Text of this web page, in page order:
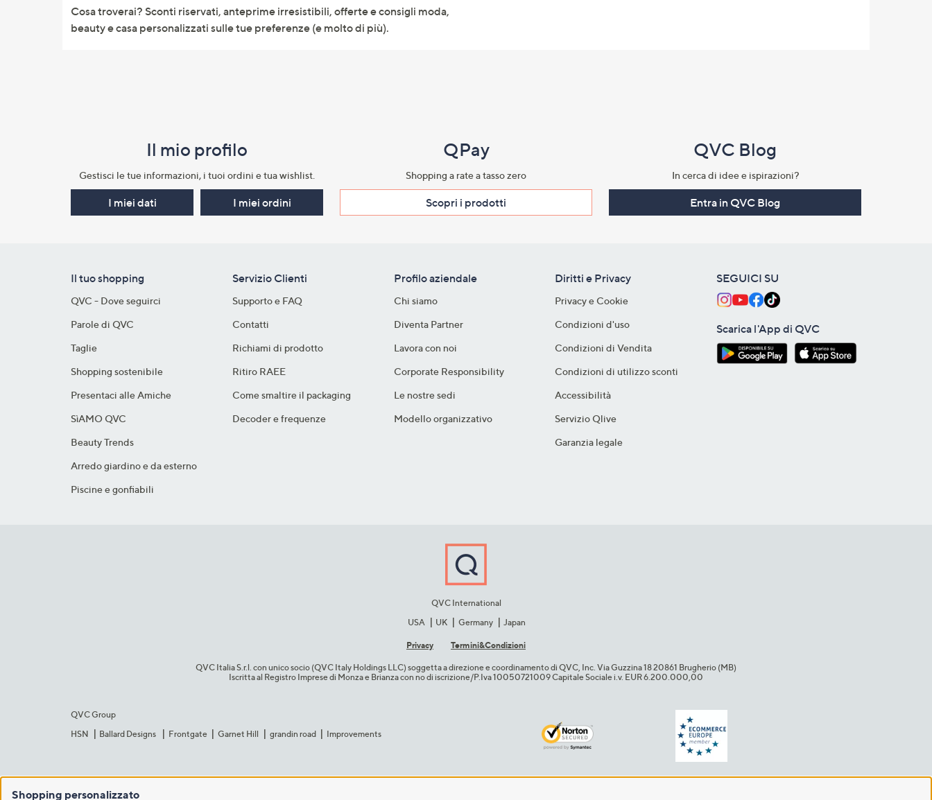
informazioni
Cosa troverai? Sconti riservati, anteprime irresistibili, offerte e consigli moda,
beauty e casa personalizzati sulle tue preferenze (e molto di più).
Il mio profilo​
Gestisci le tue informazioni, i tuoi ordini e tua wishlist.​
I miei dati I miei ordini
QPay
Shopping a rate a tasso zero​
Scopri i prodotti​
QVC Blog
In cerca di idee e ispirazioni?
Entra in QVC Blog
Il tuo shopping
QVC - Dove seguirci
Parole di QVC
Taglie
Shopping sostenibile​
Presentaci alle Amiche
SìAMO QVC
Beauty Trends
Arredo giardino e da esterno
Piscine e gonfiabili
Servizio Clienti
Supporto e FAQ
Contatti
Richiami di prodotto
Ritiro RAEE
Come smaltire il packaging​
Decoder e frequenze​
Profilo aziendale
Chi siamo
Diventa Partner
Lavora con noi
Corporate Responsibility
Le nostre sedi
Modello organizzativo
Diritti e Privacy
Privacy e Cookie
Condizioni d'uso
Condizioni di Vendita
Condizioni di utilizzo sconti
Accessibilità
Servizio Qlive
Garanzia legale
SEGUICI SU
Scarica l'App di QVC
QVC International
USA
UK Germany Japan
Privacy Termini&C​ondizioni
QVC Italia S.r.l. con unico socio (QVC Italy Holdings LLC) soggetta a direzione e coordinamento di QVC, Inc. Via Guzzina 18 20861 Brugherio (MB)​
Iscritta al Registro Imprese di Monza e Brianza con no di iscrizione/P.Iva 10050721009 Capitale Sociale i.v. EUR 6.200.000,00​
QVC Group
HSN
Ballard Designs Frontgate Garnet Hill grandin road Improvements
Shopping personalizzato